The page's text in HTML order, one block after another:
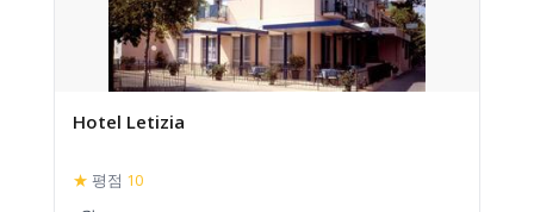
Hotel Letizia
★ 평점 10